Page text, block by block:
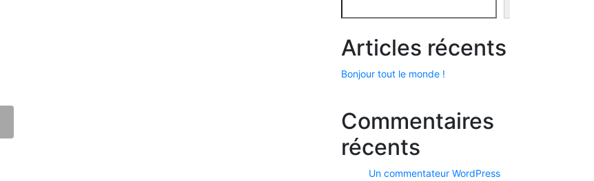
Articles récents
Bonjour tout le monde !
Commentaires
récents
Un commentateur WordPress